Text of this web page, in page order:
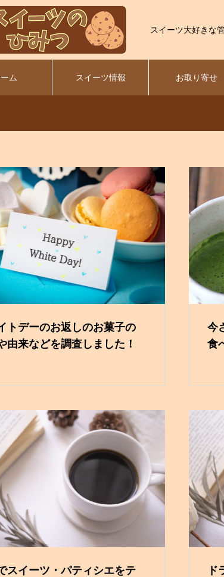
スイーツ大好きな
ム スイーツ情報 お取り寄せ
トデーのお返しのお菓子の
由来などを調査しました！
今
食
スイーツ・パティシエをテ